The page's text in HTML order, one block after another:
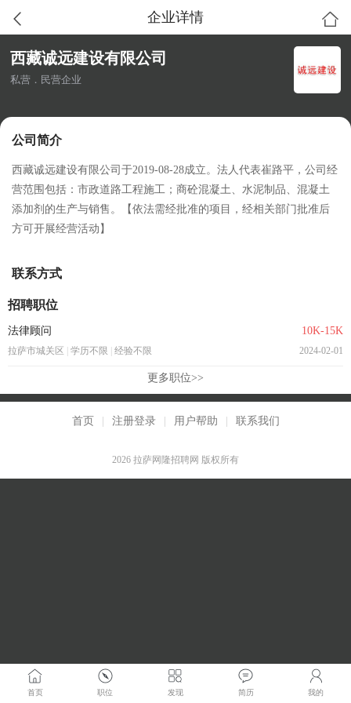
企业详情
西藏诚远建设有限公司
私营．民营企业
公司简介
西藏诚远建设有限公司于2019-08-28成立。法人代表崔路平，公司经
营范围包括：市政道路工程施工；商砼混凝土、水泥制品、混凝土
添加剂的生产与销售。【依法需经批准的项目，经相关部门批准后
方可开展经营活动】
联系方式
招聘职位
法律顾问 10K-15K
拉萨市城关区 学历不限 经验不限 2024-02-01
更多职位>>
首页 注册登录 用户帮助 联系我们
2026 拉萨网隆招聘网 版权所有
首页 职位 发现 简历 我的